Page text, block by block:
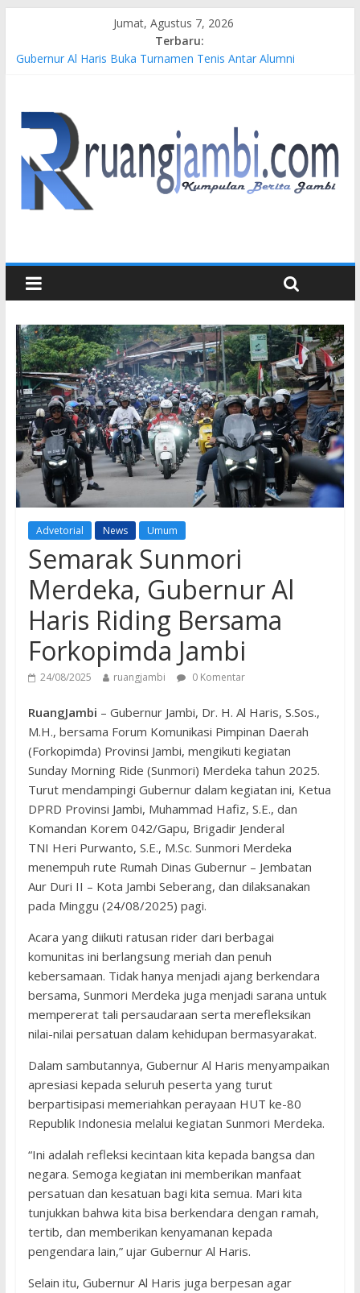
Jumat, Agustus 7, 2026
Terbaru:
Gubernur Al Haris Buka Turnamen Tenis Antar Alumni
Atas Jalur Pipa Migas Demi Keselamatan Bersama
Kasus Brigadir EWS: 4 Anggota Polisi Tersangka Resmi
Didampingi Pengacara Chris Januardi
Hj. Hesti Haris Dorong Lahirnya Wirausaha Muda Melalui
Pelatihan Batik Kontemporer PKW
Siap Dukung Kegiatan Hulu Migas, Kapolda Jambi Kunjungi
Advetorial News Umum
Semarak Sunmori
Merdeka, Gubernur Al
Haris Riding Bersama
Forkopimda Jambi
24/08/2025 ruangjambi 0 Komentar
RuangJambi – Gubernur Jambi, Dr. H. Al Haris, S.Sos.,
M.H., bersama Forum Komunikasi Pimpinan Daerah
(Forkopimda) Provinsi Jambi, mengikuti kegiatan
Sunday Morning Ride (Sunmori) Merdeka tahun 2025.
Turut mendampingi Gubernur dalam kegiatan ini, Ketua
DPRD Provinsi Jambi, Muhammad Hafiz, S.E., dan
Komandan Korem 042/Gapu, Brigadir Jenderal
TNI Heri Purwanto, S.E., M.Sc. Sunmori Merdeka
menempuh rute Rumah Dinas Gubernur – Jembatan
Aur Duri II – Kota Jambi Seberang, dan dilaksanakan
pada Minggu (24/08/2025) pagi.
Acara yang diikuti ratusan rider dari berbagai
komunitas ini berlangsung meriah dan penuh
kebersamaan. Tidak hanya menjadi ajang berkendara
bersama, Sunmori Merdeka juga menjadi sarana untuk
mempererat tali persaudaraan serta merefleksikan
nilai-nilai persatuan dalam kehidupan bermasyarakat.
Dalam sambutannya, Gubernur Al Haris menyampaikan
apresiasi kepada seluruh peserta yang turut
berpartisipasi memeriahkan perayaan HUT ke-80
Republik Indonesia melalui kegiatan Sunmori Merdeka.
“Ini adalah refleksi kecintaan kita kepada bangsa dan
negara. Semoga kegiatan ini memberikan manfaat
persatuan dan kesatuan bagi kita semua. Mari kita
tunjukkan bahwa kita bisa berkendara dengan ramah,
tertib, dan memberikan kenyamanan kepada
pengendara lain,” ujar Gubernur Al Haris.
Selain itu, Gubernur Al Haris juga berpesan agar